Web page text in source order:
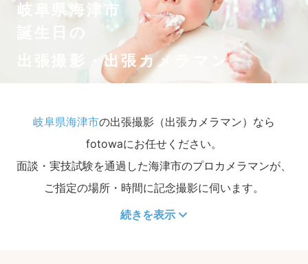
岐阜県海津市
誕生日の
出張撮影・出張カメラマン
岐阜県海津市の出張撮影（出張カメラマン）なら
fotowaにお任せください。
面談・実技試験を通過した海津市のプロカメラマンが、
ご指定の場所・時間に記念撮影に伺います。
続きを表示